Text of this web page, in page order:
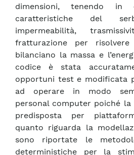
dimensioni, tenendo in
caratteristiche del
impermeabilità,
fratturazione per
bilanciano la massa e
codice è stata
opportuni test e modificata
ad operare in modo
personal computer poiché la
predisposta per
quanto riguarda la
sono riportate le
deterministiche per la